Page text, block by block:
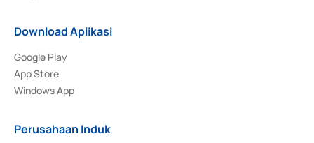
Download Aplikasi
Google Play
App Store
Windows App
Perusahaan Induk